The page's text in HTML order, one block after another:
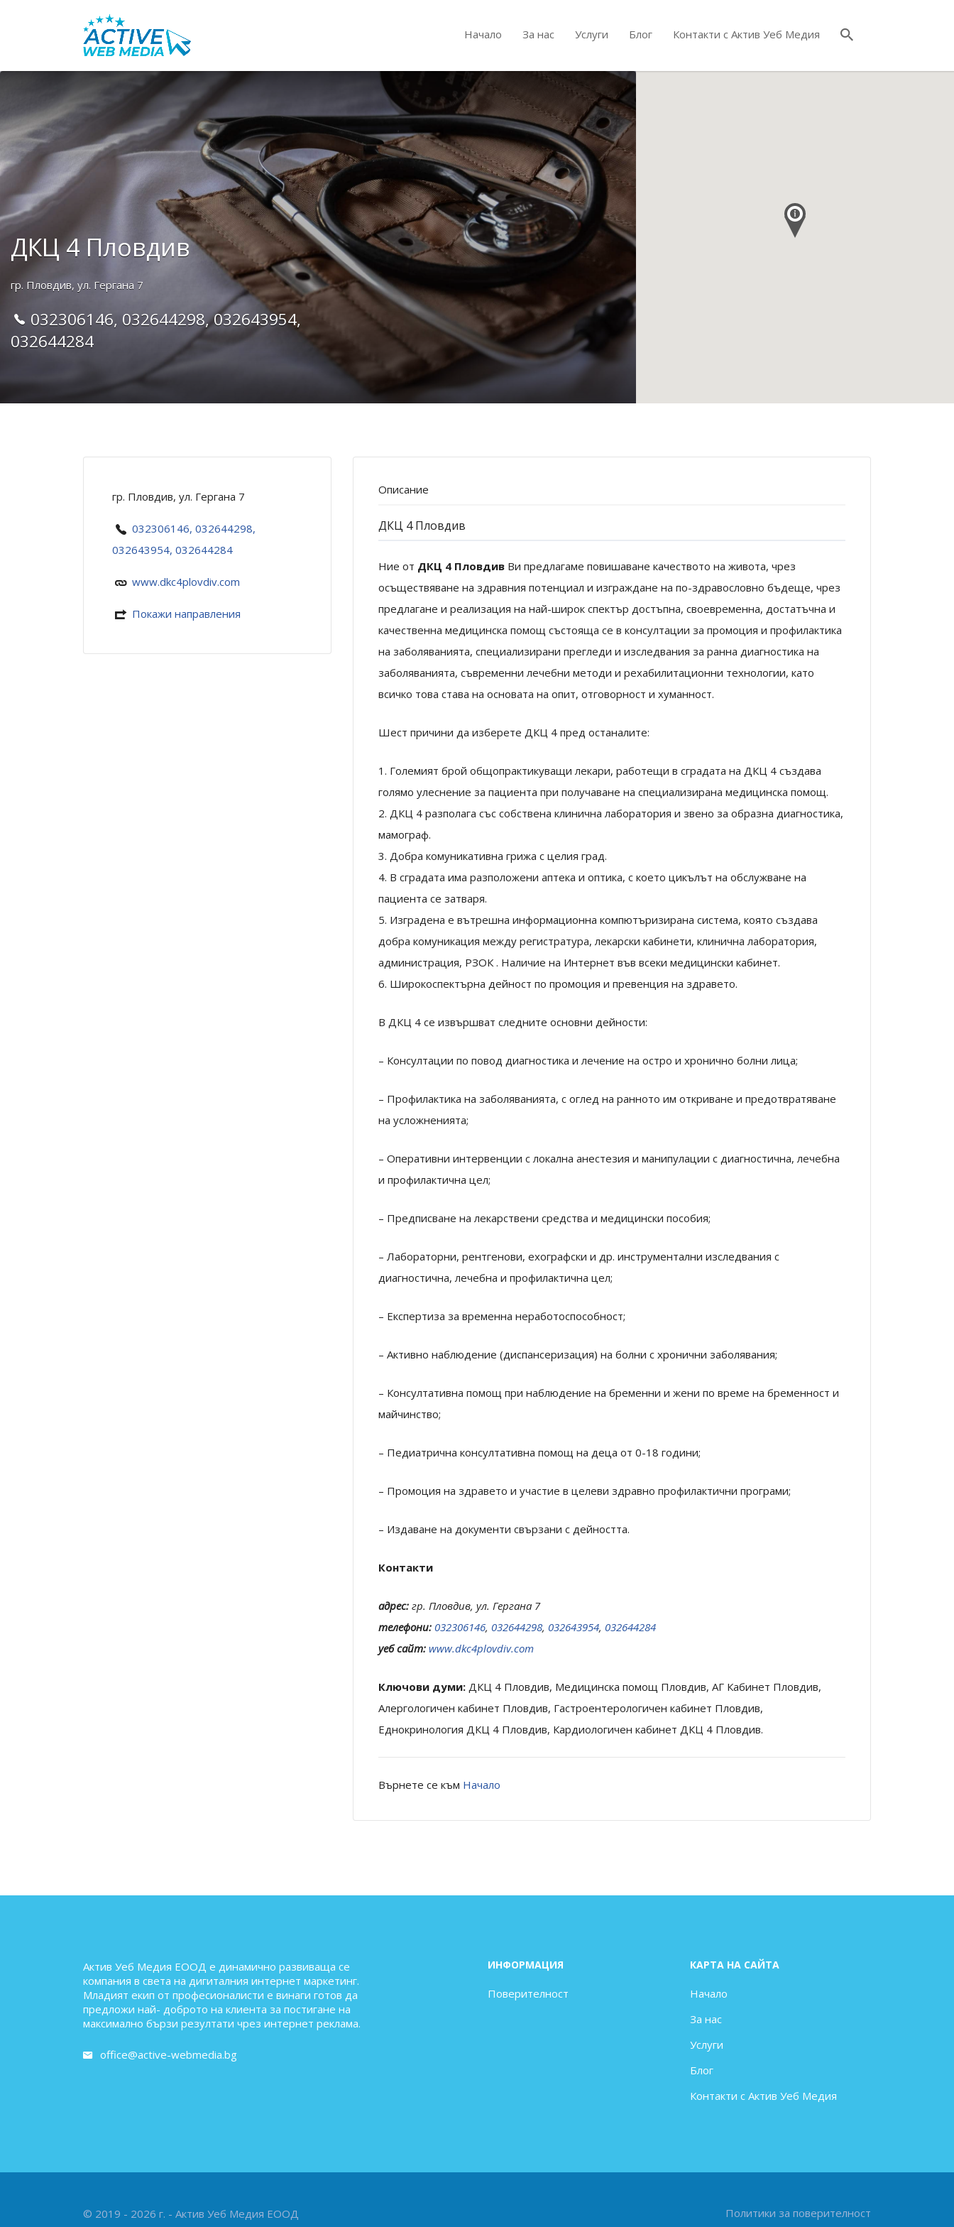
Начало За нас Услуги Блог Контакти с Актив Уеб Медия
Search
for:
ДКЦ 4 Пловдив
гр. Пловдив, ул. Гергана 7
032306146, 032644298, 032643954,
032644284
гр. Пловдив, ул. Гергана 7
032306146, 032644298,
032643954, 032644284
www.dkc4plovdiv.com
Покажи направления
Описание
ДКЦ 4 Пловдив
Ние от ДКЦ 4 Пловдив Ви предлагаме повишаване качеството на живота, чрез
осъществяване на здравния потенциал и изграждане на по-здравословно бъдеще, чрез
предлагане и реализация на най-широк спектър достъпна, своевременна, достатъчна и
качественна медицинска помощ състояща се в консултации за промоция и профилактика
на заболяванията, специализирани прегледи и изследвания за ранна диагностика на
заболяванията, съвременни лечебни методи и рехабилитационни технологии, като
всичко това става на основата на опит, отговорност и хуманност.
Шест причини да изберете ДКЦ 4 пред останалите:
1. Големият брой общопрактикуващи лекари, работещи в сградата на ДКЦ 4 създава
голямо улеснение за пациента при получаване на специализирана медицинска помощ.
2. ДКЦ 4 разполага със собствена клинична лаборатория и звено за образна диагностика,
мамограф.
3. Добра комуникативна грижа с целия град.
4. В сградата има разположени аптека и оптика, с което цикълът на обслужване на
пациента се затваря.
5. Изградена е вътрешна информационна компютъризирана система, която създава
добра комуникация между регистратура, лекарски кабинети, клинична лаборатория,
администрация, РЗОК . Наличие на Интернет във всеки медицински кабинет.
6. Широкоспектърна дейност по промоция и превенция на здравето.
В ДКЦ 4 се извършват следните основни дейности:
– Консултации по повод диагностика и лечение на остро и хронично болни лица;
– Профилактика на заболяванията, с оглед на ранното им откриване и предотвратяване
на усложненията;
– Оперативни интервенции с локална анестезия и манипулации с диагностична, лечебна
и профилактична цел;
– Предписване на лекарствени средства и медицински пособия;
– Лабораторни, рентгенови, ехографски и др. инструментални изследвания с
диагностична, лечебна и профилактична цел;
– Експертиза за временна неработоспособност;
– Активно наблюдение (диспансеризация) на болни с хронични заболявания;
– Консултативна помощ при наблюдение на бременни и жени по време на бременност и
майчинство;
– Педиатрична консултативна помощ на деца от 0-18 години;
– Промоция на здравето и участие в целеви здравно профилактични програми;
– Издаване на документи свързани с дейността.
Контакти
адрес: гр. Пловдив, ул. Гергана 7
телефони: 032306146, 032644298, 032643954, 032644284
уеб сайт: www.dkc4plovdiv.com
Ключови думи: ДКЦ 4 Пловдив, Медицинска помощ Пловдив, АГ Кабинет Пловдив,
Алергологичен кабинет Пловдив, Гастроентерологичен кабинет Пловдив,
Еднокринология ДКЦ 4 Пловдив, Кардиологичен кабинет ДКЦ 4 Пловдив.
Върнете се към Начало
Актив Уеб Медия ЕООД е динамично развиваща се
компания в света на дигиталния интернет маркетинг.
Младият екип от професионалисти е винаги готов да
предложи най- доброто на клиента за постигане на
максимално бързи резултати чрез интернет реклама.
office@active-webmedia.bg
ИНФОРМАЦИЯ
Поверителност
КАРТА НА САЙТА
Начало
За нас
Услуги
Блог
Контакти с Актив Уеб Медия
© 2019 - 2026 г. - Актив Уеб Медия ЕООД Политики за поверителност